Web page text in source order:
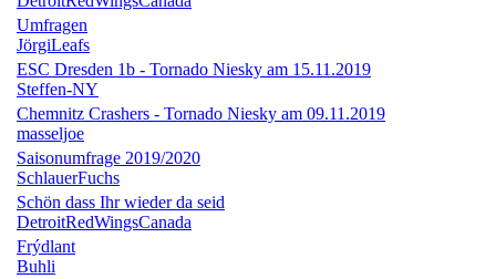
Umfragen
JörgiLeafs
ESC Dresden 1b - Tornado Niesky am 15.11.2019
Steffen-NY
Chemnitz Crashers - Tornado Niesky am 09.11.2019
masseljoe
Saisonumfrage 2019/2020
SchlauerFuchs
Schön dass Ihr wieder da seid
DetroitRedWingsCanada
Frýdlant
Buhli